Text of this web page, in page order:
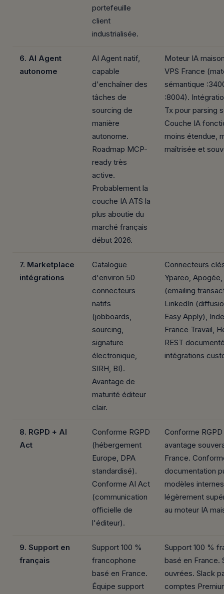
portefeuille
client
industrialisée.
6. AI Agent
autonome
AI Agent natif,
capable
d'enchaîner des
tâches de
sourcing de
manière
autonome.
Roadmap MCP-
ready très
active.
Probablement la
couche IA ATS la
plus aboutie du
marché français
début 2026.
Moteur IA
VPS France
sémantique
:8004).
Tx pour parsing
Couche IA
moins étendue,
maîtrisée et
7. Marketplace
intégrations
Catalogue
d'environ 50
connecteurs
natifs
(jobboards,
sourcing,
signature
électronique,
SIRH, BI).
Avantage de
maturité éditeur
clair.
Connecteurs
Ypareo,
(emailing
LinkedIn
Easy Apply),
France Travail,
REST
intégrations
8. RGPD + AI
Act
Conforme RGPD
(hébergement
Europe, DPA
standardisé).
Conforme AI Act
(communication
officielle de
l'éditeur).
Conforme
avantage
France.
documentation
modèles
légèrement
au moteur IA
9. Support en
français
Support 100 %
francophone
basé en France.
Équipe support
Support 100 %
basé en France.
ouvrées. Slack
comptes